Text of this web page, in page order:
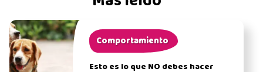
Comportamiento
Esto es lo que NO debes hacer